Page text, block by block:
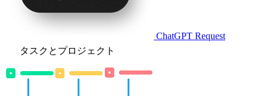
ChatGPT Request
タスクとプロジェクト